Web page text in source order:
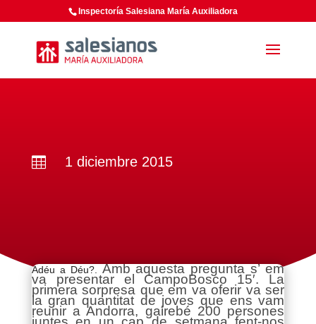
Inspectoría Salesiana María Auxiliadora
 1 diciembre 2015
Adéu a Déu?. Amb aquesta pregunta s’ em
va presentar el CampoBosco 15′. La
primera sorpresa que em va oferir va ser
la gran quantitat de joves que ens vam
reunir a Andorra, gairebé 200 persones